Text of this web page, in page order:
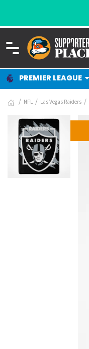
PREMIER LEAGUE
NFL Las Vegas Raiders